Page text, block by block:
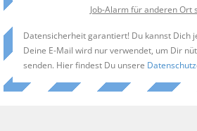
Job-Alarm für anderen Ort
Datensicherheit garantiert! Du kannst Dich
Deine E-Mail wird nur verwendet, um Dir
senden. Hier findest Du unsere